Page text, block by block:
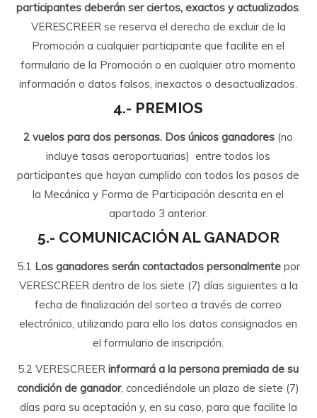
participantes deberán ser ciertos, exactos y actualizados.
VERESCREER se reserva el derecho de excluir de la
Promoción a cualquier participante que facilite en el
formulario de la Promoción o en cualquier otro momento
información o datos falsos, inexactos o desactualizados.
4.- PREMIOS
2 vuelos para dos personas. Dos únicos ganadores (no
incluye tasas aeroportuarias) entre todos los
participantes que hayan cumplido con todos los pasos de
la Mecánica y Forma de Participación descrita en el
apartado 3 anterior.
5.- COMUNICACIÓN AL GANADOR
5.1 Los ganadores serán contactados personalmentepor
VERESCREER dentro de los siete (7) días siguientes a la
fecha de finalización del sorteo a través de correo
electrónico, utilizando para ello los datos consignados en
el formulario de inscripción.
5.2 VERESCREER informará a la persona premiada de su
condición de ganador, concediéndole un plazo de siete (7)
días para su aceptación y, en su caso, para que facilite la